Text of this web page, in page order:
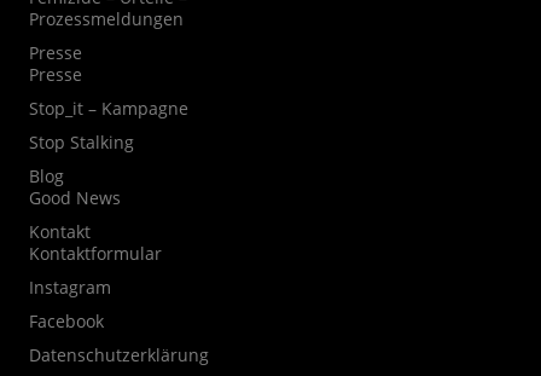
Prozessmeldungen
Presse
Presse
Stop_it – Kampagne
Stop Stalking
Blog
Good News
Kontakt
Kontaktformular
Instagram
Facebook
Datenschutzerklärung